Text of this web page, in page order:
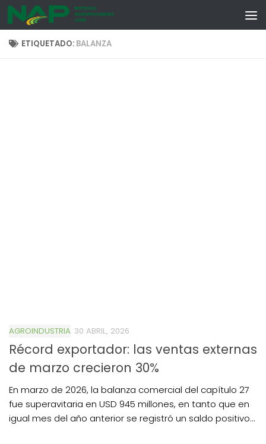
Skip to content
ETIQUETADO: BALANZA
AGROINDUSTRIA 30 ABRIL, 2026
Récord exportador: las ventas externas
de marzo crecieron 30%
En marzo de 2026, la balanza comercial del capítulo 27
fue superavitaria en USD 945 millones, en tanto que en
igual mes del año anterior se registró un saldo positivo...